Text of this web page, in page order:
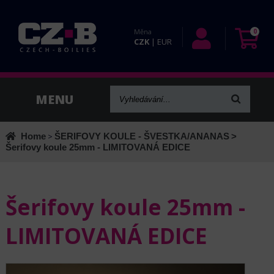
Měna
CZK | EUR
0
Home> ŠERIFOVY KOULE - ŠVESTKA/ANANAS >
Šerifovy koule 25mm - LIMITOVANÁ EDICE
Šerifovy koule 25mm -
LIMITOVANÁ EDICE